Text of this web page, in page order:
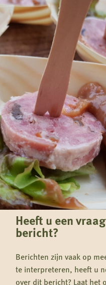
Heeft u een
bericht?
Berichten zijn vaak op
te interpreteren, heeft u
over dit bericht? Laat het